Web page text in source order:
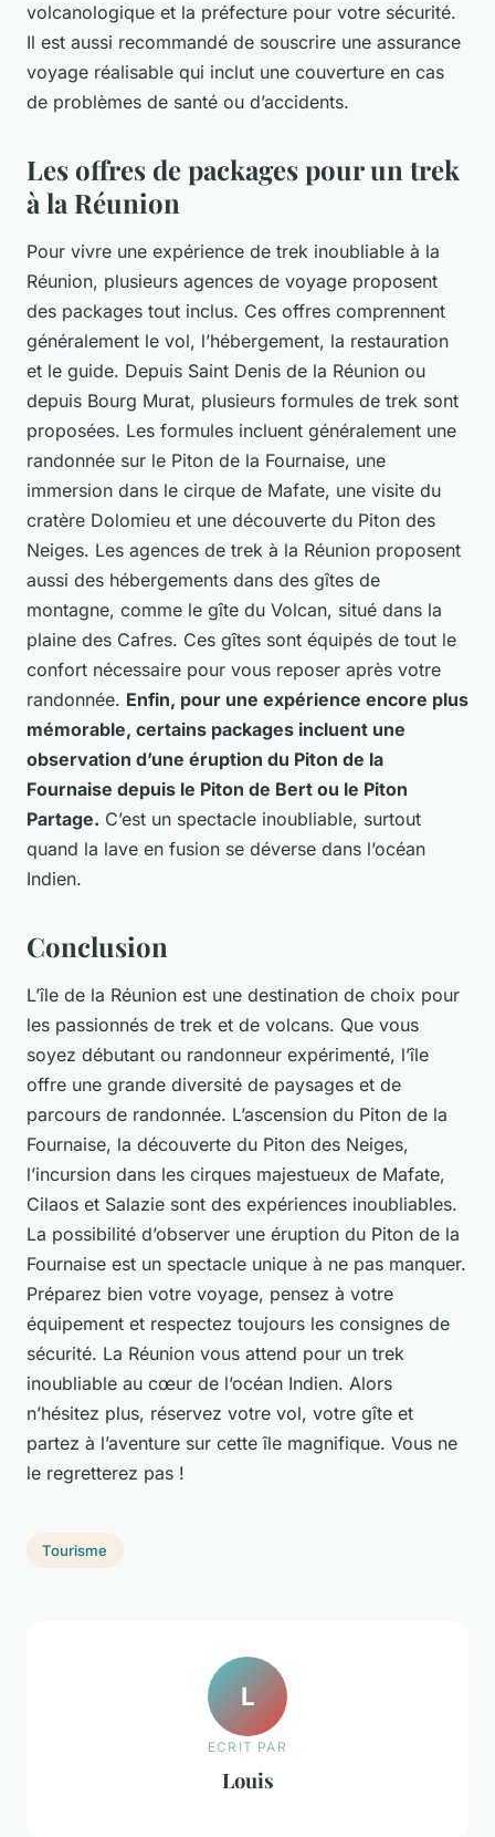
volcanologique et la préfecture pour votre sécurité.
Il est aussi recommandé de souscrire une assurance
voyage réalisable qui inclut une couverture en cas
de problèmes de santé ou d’accidents.
Les offres de packages pour un trek
à la Réunion
Pour vivre une expérience de trek inoubliable à la
Réunion, plusieurs agences de voyage proposent
des packages tout inclus. Ces offres comprennent
généralement le vol, l’hébergement, la restauration
et le guide. Depuis Saint Denis de la Réunion ou
depuis Bourg Murat, plusieurs formules de trek sont
proposées. Les formules incluent généralement une
randonnée sur le Piton de la Fournaise, une
immersion dans le cirque de Mafate, une visite du
cratère Dolomieu et une découverte du Piton des
Neiges. Les agences de trek à la Réunion proposent
aussi des hébergements dans des gîtes de
montagne, comme le gîte du Volcan, situé dans la
plaine des Cafres. Ces gîtes sont équipés de tout le
confort nécessaire pour vous reposer après votre
randonnée. Enfin, pour une expérience encore plus
mémorable, certains packages incluent une
observation d’une éruption du Piton de la
Fournaise depuis le Piton de Bert ou le Piton
Partage. C’est un spectacle inoubliable, surtout
quand la lave en fusion se déverse dans l’océan
Indien.
Conclusion
L’île de la Réunion est une destination de choix pour
les passionnés de trek et de volcans. Que vous
soyez débutant ou randonneur expérimenté, l’île
offre une grande diversité de paysages et de
parcours de randonnée. L’ascension du Piton de la
Fournaise, la découverte du Piton des Neiges,
l’incursion dans les cirques majestueux de Mafate,
Cilaos et Salazie sont des expériences inoubliables.
La possibilité d’observer une éruption du Piton de la
Fournaise est un spectacle unique à ne pas manquer.
Préparez bien votre voyage, pensez à votre
équipement et respectez toujours les consignes de
sécurité. La Réunion vous attend pour un trek
inoubliable au cœur de l’océan Indien. Alors
n’hésitez plus, réservez votre vol, votre gîte et
partez à l’aventure sur cette île magnifique. Vous ne
le regretterez pas !
Tourisme
L
ECRIT PAR
Louis